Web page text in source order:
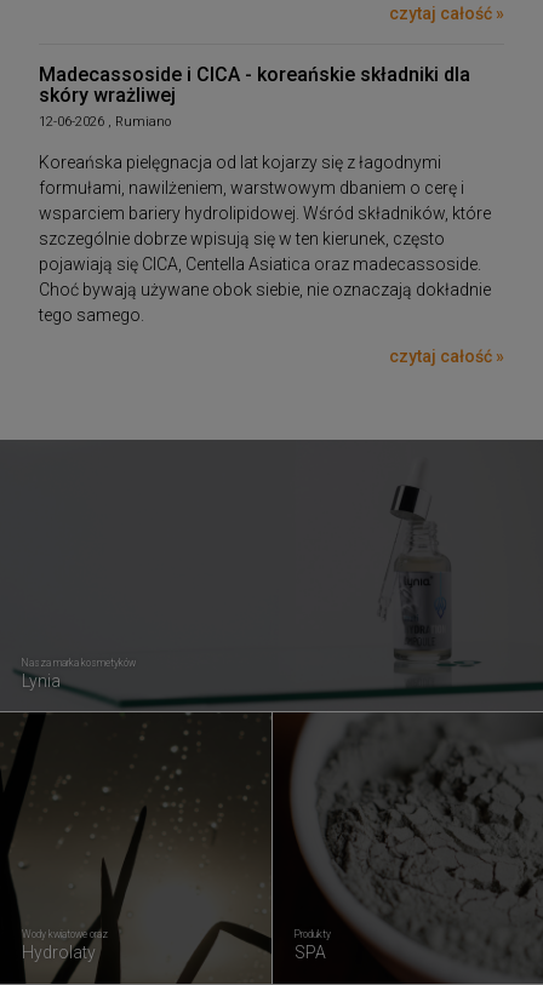
czytaj całość »
Madecassoside i CICA - koreańskie składniki dla
skóry wrażliwej
12-06-2026 , Rumiano
Koreańska pielęgnacja od lat kojarzy się z łagodnymi
formułami, nawilżeniem, warstwowym dbaniem o cerę i
wsparciem bariery hydrolipidowej. Wśród składników, które
szczególnie dobrze wpisują się w ten kierunek, często
pojawiają się CICA, Centella Asiatica oraz madecassoside.
Choć bywają używane obok siebie, nie oznaczają dokładnie
tego samego.
czytaj całość »
Nasza marka kosmetyków
Lynia
Wody kwiatowe oraz
Hydrolaty
Produkty
SPA